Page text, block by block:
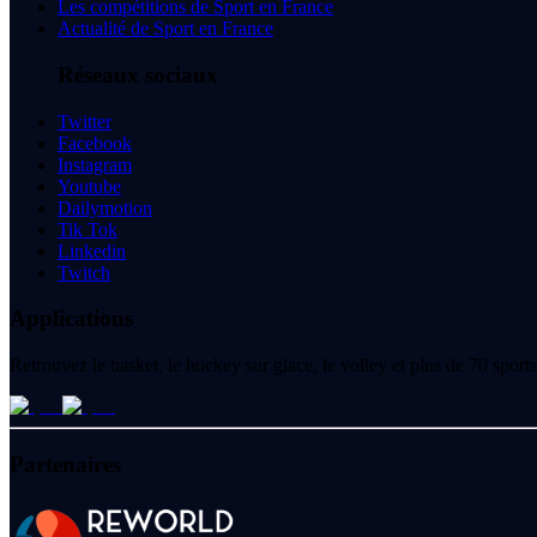
Les compétitions de Sport en France
Actualité de Sport en France
Réseaux sociaux
Twitter
Facebook
Instagram
Youtube
Dailymotion
Tik Tok
Linkedin
Twitch
Applications
Retrouvez le basket, le hockey sur glace, le volley et plus de 70
Partenaires